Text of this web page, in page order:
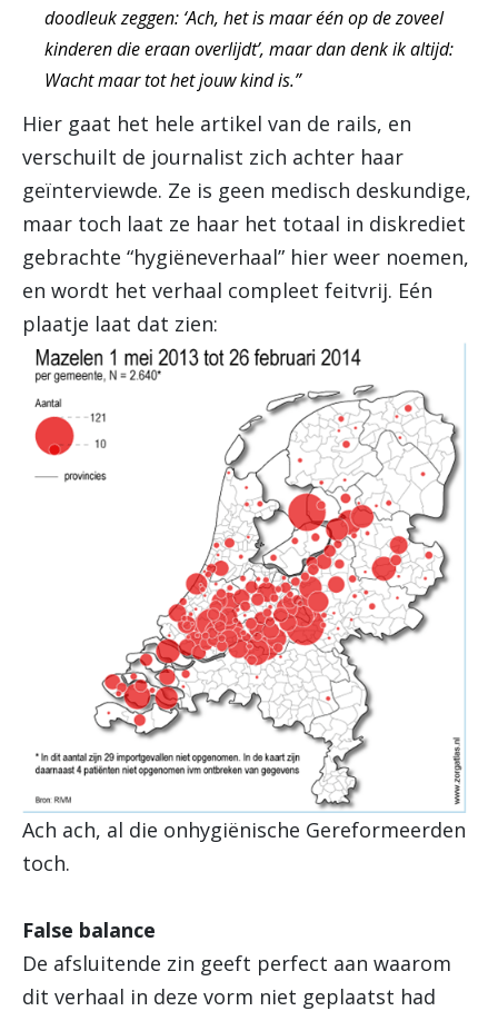
doodleuk zeggen: ‘Ach, het is maar één op de zoveel
kinderen die eraan overlijdt’, maar dan denk ik altijd:
Wacht maar tot het jouw kind is.”
Hier gaat het hele artikel van de rails, en
verschuilt de journalist zich achter haar
geïnterviewde. Ze is geen medisch deskundige,
maar toch laat ze haar het totaal in diskrediet
gebrachte “hygiëneverhaal” hier weer noemen,
en wordt het verhaal compleet feitvrij. Eén
plaatje laat dat zien:
Ach ach, al die onhygiënische Gereformeerden
toch.
False balance
De afsluitende zin geeft perfect aan waarom
dit verhaal in deze vorm niet geplaatst had